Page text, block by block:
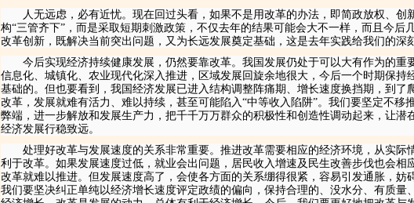
人无远虑，必有近忧。现在回过头看，如果不是用改革的办法，即简政放权、创
构“三管齐下”，而是采取短期刺激政策，不仅去年的结果可能会大不一样，而且今后
改革创新，既解决当前突出问题，又为长远发展奠定基础，这是去年实践给我们的深
今后实现经济持续健康发展，仍然要靠改革。我国发展仍处于可以大有作为的重
信息化、城镇化、农业现代化深入推进，区域发展回旋余地很大，今后一个时期保持
基础的。但也要看到，我国经济发展已进入结构调整阵痛期、增长速度换挡期，到了
改革，发展就难有活力、难以持续，甚至可能陷入“中等收入陷阱”。我们要坚定不移
弊端，进一步解放和发展生产力，把千千万万群众的积极性和创造性调动起来，让潜
经济发展行稳致远。
处理好改革与发展速度的关系非常重要。推进改革需要相应的经济环境，从实际
利于改革。如果发展速度过低，就业会出问题，居民收入增速及民生改善步伐也会相
改革就难以推进。但发展速度高了，会使各方面的关系绷得很紧，容易引发通胀，妨
我们要坚决纠正单纯以经济增长速度评定政绩的偏向，保持合理的、没水分、有质量